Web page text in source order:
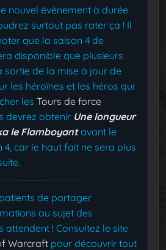
nouvel évènement à durée
surtout pas rater ça ! Il
que la saison 4 de
disponible que plusieurs
sortie de la mise à jour de
les héroïnes et les héros qui
les Tours de force
devrez obtenir Une longueur
le Flamboyantavant le
car le haut fait ne sera plus
de partager
au sujet des
attendent ! Consultez le site
Warcraft pour découvrir tout